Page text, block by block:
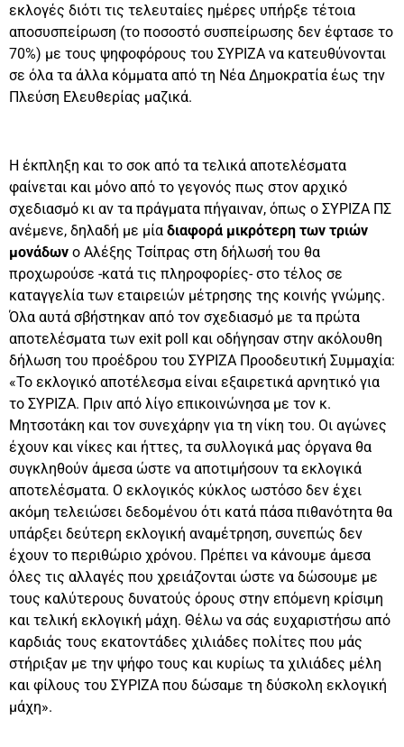
εκλογές διότι τις τελευταίες ημέρες υπήρξε τέτοια
αποσυσπείρωση (το ποσοστό συσπείρωσης δεν έφτασε το
70%) με τους ψηφοφόρους του ΣΥΡΙΖΑ να κατευθύνονται
σε όλα τα άλλα κόμματα από τη Νέα Δημοκρατία έως την
Πλεύση Ελευθερίας μαζικά.
Η έκπληξη και το σοκ από τα τελικά αποτελέσματα
φαίνεται και μόνο από το γεγονός πως στον αρχικό
σχεδιασμό κι αν τα πράγματα πήγαιναν, όπως ο ΣΥΡΙΖΑ ΠΣ
ανέμενε, δηλαδή με μία διαφορά μικρότερη των τριών
μονάδων ο Αλέξης Τσίπρας στη δήλωσή του θα
προχωρούσε -κατά τις πληροφορίες- στο τέλος σε
καταγγελία των εταιρειών μέτρησης της κοινής γνώμης.
Όλα αυτά σβήστηκαν από τον σχεδιασμό με τα πρώτα
αποτελέσματα των exit poll και οδήγησαν στην ακόλουθη
δήλωση του προέδρου του ΣΥΡΙΖΑ Προοδευτική Συμμαχία:
«Το εκλογικό αποτέλεσμα είναι εξαιρετικά αρνητικό για
το ΣΥΡΙΖΑ. Πριν από λίγο επικοινώνησα με τον κ.
Μητσοτάκη και τον συνεχάρην για τη νίκη του. Οι αγώνες
έχουν και νίκες και ήττες, τα συλλογικά μας όργανα θα
συγκληθούν άμεσα ώστε να αποτιμήσουν τα εκλογικά
αποτελέσματα. Ο εκλογικός κύκλος ωστόσο δεν έχει
ακόμη τελειώσει δεδομένου ότι κατά πάσα πιθανότητα θα
υπάρξει δεύτερη εκλογική αναμέτρηση, συνεπώς δεν
έχουν το περιθώριο χρόνου. Πρέπει να κάνουμε άμεσα
όλες τις αλλαγές που χρειάζονται ώστε να δώσουμε με
τους καλύτερους δυνατούς όρους στην επόμενη κρίσιμη
και τελική εκλογική μάχη. Θέλω να σάς ευχαριστήσω από
καρδιάς τους εκατοντάδες χιλιάδες πολίτες που μάς
στήριξαν με την ψήφο τους και κυρίως τα χιλιάδες μέλη
και φίλους του ΣΥΡΙΖΑ που δώσαμε τη δύσκολη εκλογική
μάχη».